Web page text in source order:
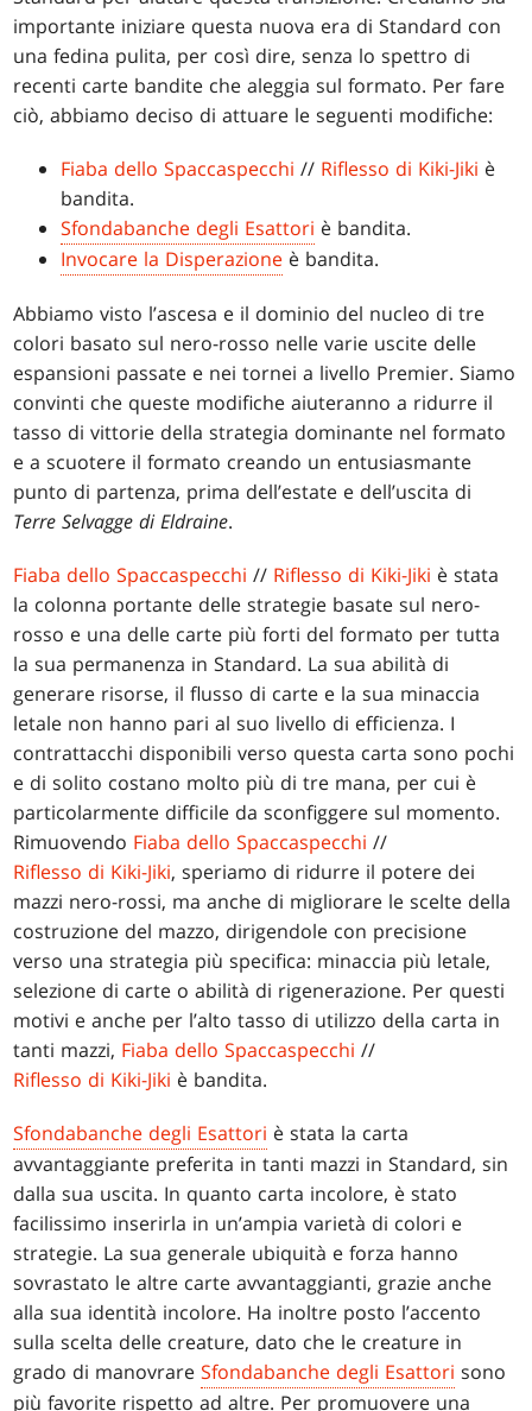
importante iniziare questa nuova era di Standard con
una fedina pulita, per così dire, senza lo spettro di
recenti carte bandite che aleggia sul formato. Per fare
ciò, abbiamo deciso di attuare le seguenti modifiche:
Fiaba dello Spaccaspecchi // Riflesso di Kiki-Jiki è
bandita.
Sfondabanche degli Esattori è bandita.
Invocare la Disperazione è bandita.
Abbiamo visto l’ascesa e il dominio del nucleo di tre
colori basato sul nero-rosso nelle varie uscite delle
espansioni passate e nei tornei a livello Premier. Siamo
convinti che queste modifiche aiuteranno a ridurre il
tasso di vittorie della strategia dominante nel formato
e a scuotere il formato creando un entusiasmante
punto di partenza, prima dell’estate e dell’uscita di
Terre Selvagge di Eldraine.
Fiaba dello Spaccaspecchi // Riflesso di Kiki-Jiki è stata
la colonna portante delle strategie basate sul nero-
rosso e una delle carte più forti del formato per tutta
la sua permanenza in Standard. La sua abilità di
generare risorse, il flusso di carte e la sua minaccia
letale non hanno pari al suo livello di efficienza. I
contrattacchi disponibili verso questa carta sono pochi
e di solito costano molto più di tre mana, per cui è
particolarmente difficile da sconfiggere sul momento.
Rimuovendo Fiaba dello Spaccaspecchi //
Riflesso di Kiki-Jiki, speriamo di ridurre il potere dei
mazzi nero-rossi, ma anche di migliorare le scelte della
costruzione del mazzo, dirigendole con precisione
verso una strategia più specifica: minaccia più letale,
selezione di carte o abilità di rigenerazione. Per questi
motivi e anche per l’alto tasso di utilizzo della carta in
tanti mazzi, Fiaba dello Spaccaspecchi //
Riflesso di Kiki-Jiki è bandita.
Sfondabanche degli Esattori è stata la carta
avvantaggiante preferita in tanti mazzi in Standard, sin
dalla sua uscita. In quanto carta incolore, è stato
facilissimo inserirla in un’ampia varietà di colori e
strategie. La sua generale ubiquità e forza hanno
sovrastato le altre carte avvantaggianti, grazie anche
alla sua identità incolore. Ha inoltre posto l’accento
sulla scelta delle creature, dato che le creature in
grado di manovrareSfondabanche degli Esattori sono
più favorite rispetto ad altre. Per promuovere una